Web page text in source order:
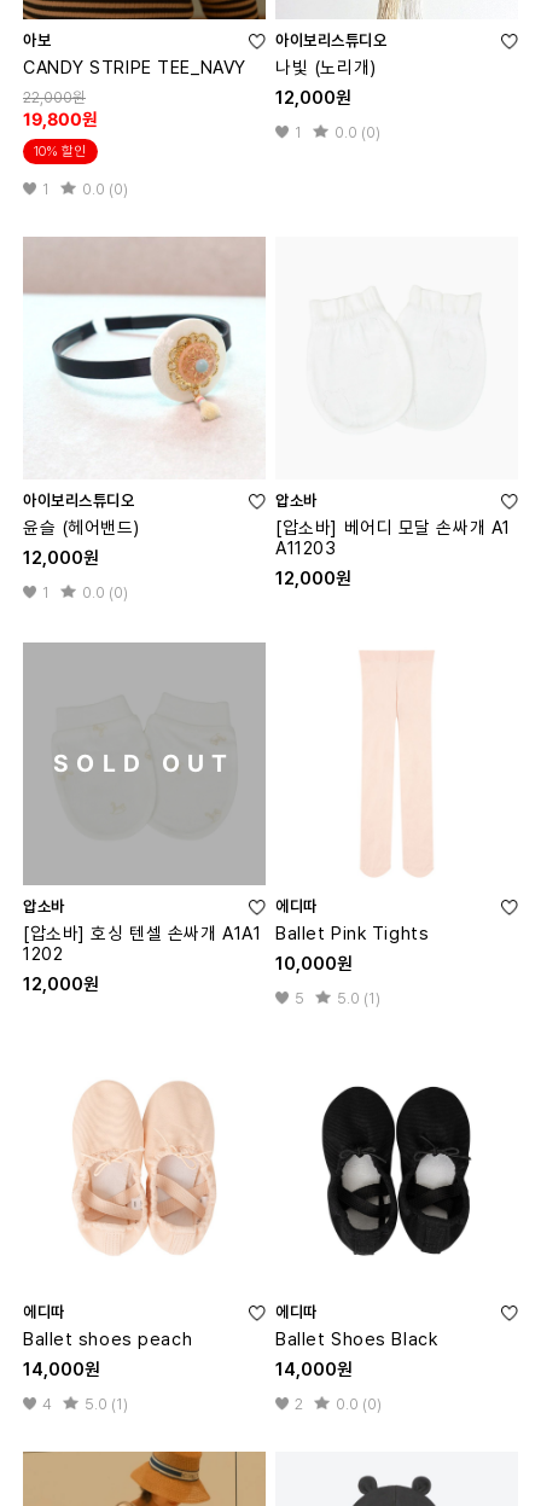
아보
CANDY STRIPE TEE_NAVY
22,000원
19,800원
10% 할인
1 0.0 (0)
아이보리스튜디오
나빛 (노리개)
12,000원
1 0.0 (0)
아이보리스튜디오
윤슬 (헤어밴드)
12,000원
1 0.0 (0)
압소바
[압소바] 베어디 모달 손싸개 A1
A11203
12,000원
SOLD OUT
압소바
[압소바] 호싱 텐셀 손싸개 A1A1
1202
12,000원
에디따
Ballet Pink Tights
10,000원
5 5.0 (1)
에디따
Ballet shoes peach
14,000원
4 5.0 (1)
에디따
Ballet Shoes Black
14,000원
2 0.0 (0)